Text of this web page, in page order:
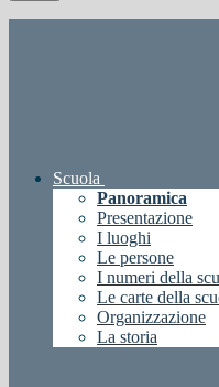
Scuola
Panoramica
Presentazione
I luoghi
Le persone
I numeri della
Le carte della
Organizzazione
La storia